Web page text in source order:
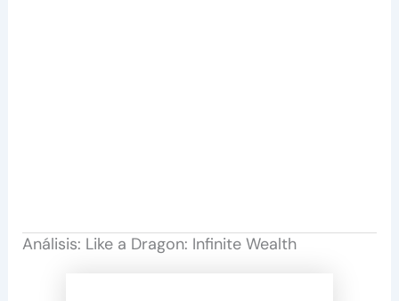
Análisis: Like a Dragon: Infinite Wealth